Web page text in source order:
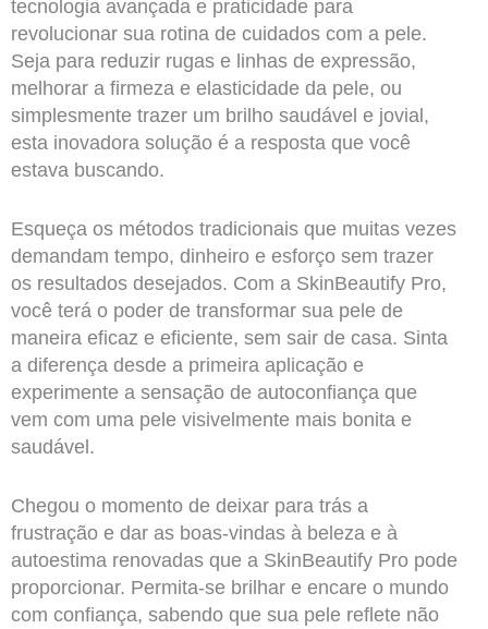
tecnologia avançada e praticidade para
revolucionar sua rotina de cuidados com a pele.
Seja para reduzir rugas e linhas de expressão,
melhorar a firmeza e elasticidade da pele, ou
simplesmente trazer um brilho saudável e jovial,
esta inovadora solução é a resposta que você
estava buscando.
Esqueça os métodos tradicionais que muitas vezes
demandam tempo, dinheiro e esforço sem trazer
os resultados desejados. Com a SkinBeautify Pro,
você terá o poder de transformar sua pele de
maneira eficaz e eficiente, sem sair de casa. Sinta
a diferença desde a primeira aplicação e
experimente a sensação de autoconfiança que
vem com uma pele visivelmente mais bonita e
saudável.
Chegou o momento de deixar para trás a
frustração e dar as boas-vindas à beleza e à
autoestima renovadas que a SkinBeautify Pro pode
proporcionar. Permita-se brilhar e encare o mundo
com confiança, sabendo que sua pele reflete não